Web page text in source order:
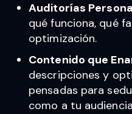
Auditorías
qué funciona, qué
optimización.
Contenido que
descripciones y
pensadas para
como a tu